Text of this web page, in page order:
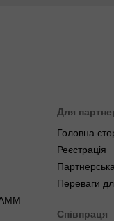
Для
Головна
Реєстрація
Переваги
Співпраця